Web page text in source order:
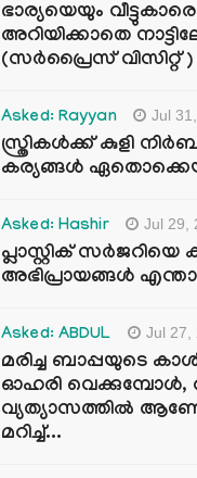
ഭാര്യയെയും
അറിയിക്കാതെ
(സർപ്രൈസ് വിസിറ്റ്
Asked: Rayyan Jul
സ്ത്രികൾക്ക് കുളി
കര്യങ്ങൾ
Asked: Hashir Jul 29,
പ്ലാസ്റ്റിക് സർജറിയെ
അഭിപ്രായങ്ങൾ
Asked: ABDUL Jul 27,
മരിച്ച ബാപ്പയുടെ
ഓഹരി
വ്യത്യാസത്തില്‍
മറിച്ച്...